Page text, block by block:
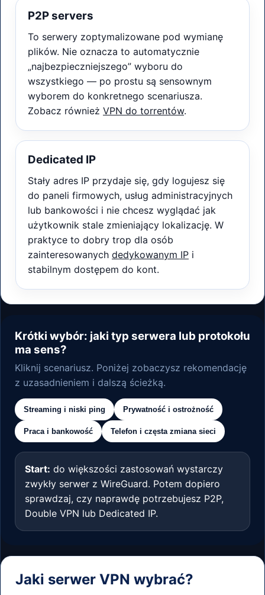
P2P servers
To serwery zoptymalizowane pod wymianę
plików. Nie oznacza to automatycznie
„najbezpieczniejszego” wyboru do
wszystkiego — po prostu są sensownym
wyborem do konkretnego scenariusza.
Zobacz również VPN do torrentów.
Dedicated IP
Stały adres IP przydaje się, gdy logujesz się
do paneli firmowych, usług administracyjnych
lub bankowości i nie chcesz wyglądać jak
użytkownik stale zmieniający lokalizację. W
praktyce to dobry trop dla osób
zainteresowanych dedykowanym IP i
stabilnym dostępem do kont.
Krótki wybór: jaki typ serwera lub protokołu
ma sens?
Kliknij scenariusz. Poniżej zobaczysz rekomendację
z uzasadnieniem i dalszą ścieżką.
Streaming i niski ping Prywatność i ostrożność
Praca i bankowość Telefon i częsta zmiana sieci
Start: do większości zastosowań wystarczy
zwykły serwer z WireGuard. Potem dopiero
sprawdzaj, czy naprawdę potrzebujesz P2P,
Double VPN lub Dedicated IP.
Jaki serwer VPN wybrać?